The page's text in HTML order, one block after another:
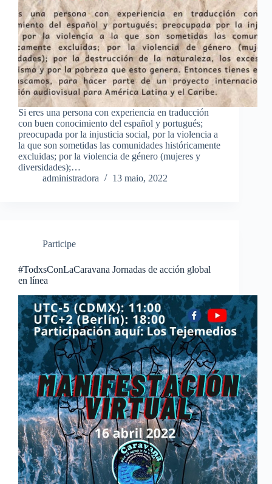
Si eres una persona con experiencia en traducción
con buen conocimiento del español y portugués;
preocupada por la injusticia social, por la violencia a
la que son sometidas las comunidades históricamente
excluidas; por la violencia de género (mujeres y
diversidades);…
administradora
13 maio, 2022
Participe
#TodxsConLaCaravana Jornadas de acción global
en línea